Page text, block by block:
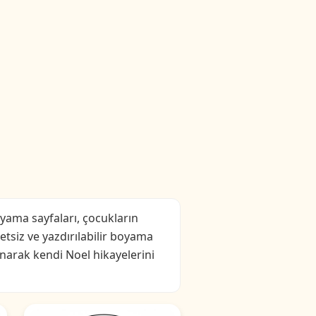
sayfaları, çocukların
ve yazdırılabilir boyama
kendi Noel hikayelerini